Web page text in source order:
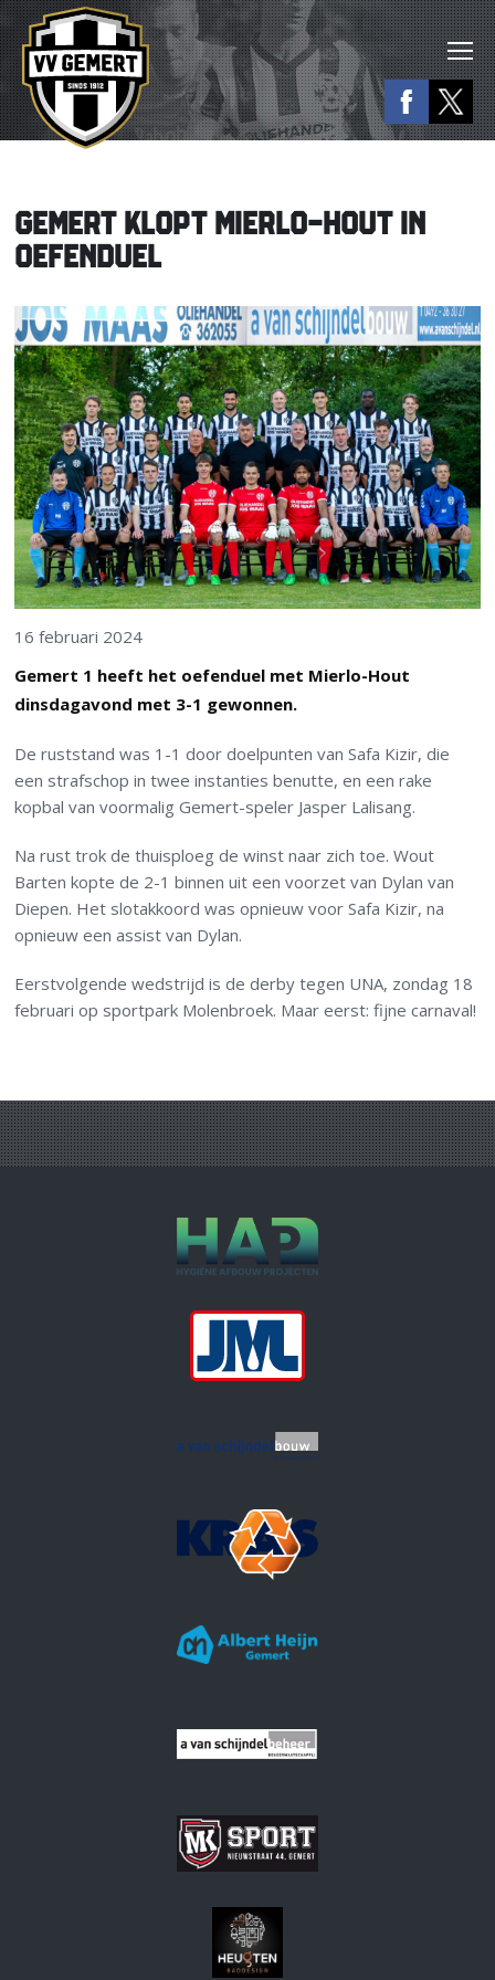
GEMERT KLOPT MIERLO-HOUT IN
OEFENDUEL
16 februari 2024
Gemert 1 heeft het oefenduel met Mierlo-Hout
dinsdagavond met 3-1 gewonnen.
De ruststand was 1-1 door doelpunten van Safa Kizir, die
een strafschop in twee instanties benutte, en een rake
kopbal van voormalig Gemert-speler Jasper Lalisang.
Na rust trok de thuisploeg de winst naar zich toe. Wout
Barten kopte de 2-1 binnen uit een voorzet van Dylan van
Diepen. Het slotakkoord was opnieuw voor Safa Kizir, na
opnieuw een assist van Dylan.
Eerstvolgende wedstrijd is de derby tegen UNA, zondag 18
februari op sportpark Molenbroek. Maar eerst: fijne carnaval!